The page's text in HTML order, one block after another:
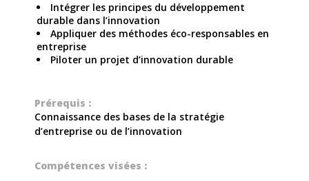
Intégrer les principes du développement
durable dans l’innovation
Appliquer des méthodes éco-responsables en
entreprise
Piloter un projet d’innovation durable
Prérequis :
Connaissance des bases de la stratégie
d’entreprise ou de l’innovation
Compétences visées :